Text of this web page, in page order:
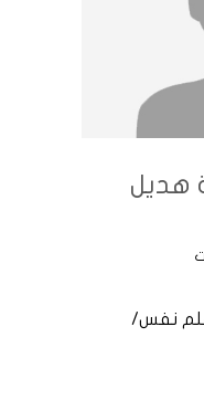
هديل
علم نفس/